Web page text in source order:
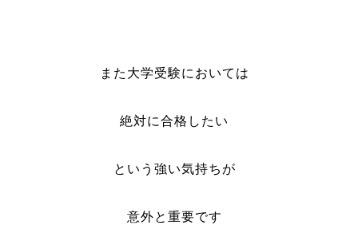
また大学受験においては
絶対に合格したい
という強い気持ちが
意外と重要です